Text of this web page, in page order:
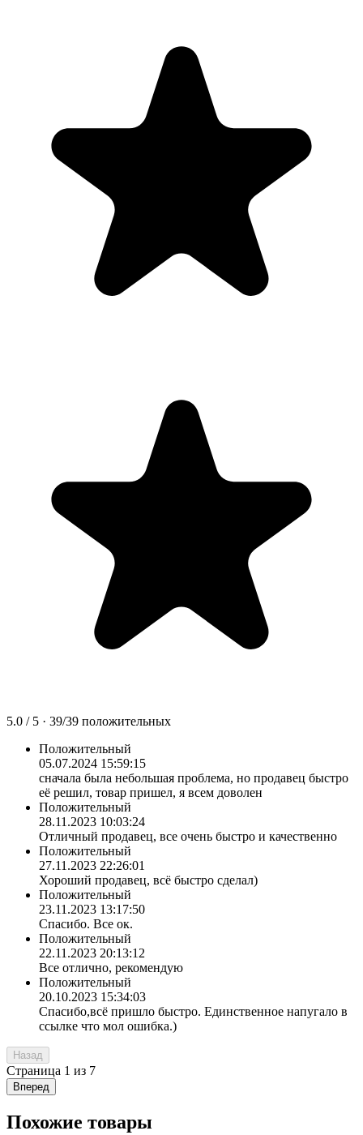
5.0 / 5 · 39/39 положительных
Положительный
05.07.2024 15:59:15
сначала была небольшая проблема, но продавец быстро
её решил, товар пришел, я всем доволен
Положительный
28.11.2023 10:03:24
Отличный продавец, все очень быстро и качественно
Положительный
27.11.2023 22:26:01
Хороший продавец, всё быстро сделал)
Положительный
23.11.2023 13:17:50
Спасибо. Все ок.
Положительный
22.11.2023 20:13:12
Все отлично, рекомендую
Положительный
20.10.2023 15:34:03
Спасибо,всё пришло быстро. Единственное напугало в
ссылке что мол ошибка.)
Назад
Страница 1 из 7
Вперед
Похожие товары